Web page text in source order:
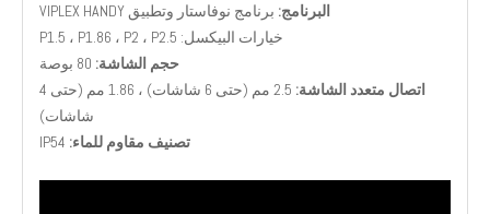
البرنامج: برنامج نوفاستار وتطبيق VIPLEX HANDY
خيارات البيكسل: P1.5 ، P1.86 ، P2 ، P2.5
حجم الشاشة: 80 بوصة
اتصال متعدد الشاشة:
2.5 مم (حتى 6 شاشات) ، 1.86 مم (حتى 4
شاشات)
تصنيف مقاوم للماء: IP54